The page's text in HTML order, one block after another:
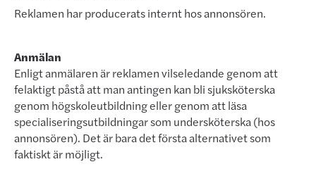
Reklamen har producerats internt hos annonsören.
Anmälan
Enligt anmälaren är reklamen vilseledande genom att
felaktigt påstå att man antingen kan bli sjuksköterska
genom högskoleutbildning eller genom att läsa
specialiseringsutbildningar som undersköterska (hos
annon­sören). Det är bara det första alternativet som
faktiskt är möjligt.